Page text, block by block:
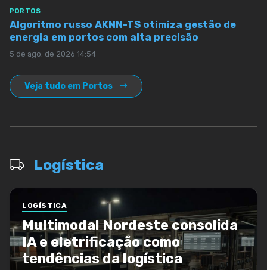
PORTOS
Algoritmo russo AKNN-TS otimiza gestão de
energia em portos com alta precisão
5 de ago. de 2026 14:54
Veja tudo em Portos
Logística
LOGÍSTICA
Multimodal Nordeste consolida
IA e eletrificação como
tendências da logística